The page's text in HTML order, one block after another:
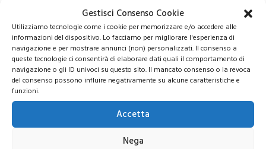
Gestisci Consenso Cookie
Utilizziamo tecnologie come i cookie per memorizzare e/o accedere alle
informazioni del dispositivo. Lo facciamo per migliorare l'esperienza di
navigazione e per mostrare annunci (non) personalizzati. Il consenso a
queste tecnologie ci consentirà di elaborare dati quali il comportamento di
navigazione o gli ID univoci su questo sito. Il mancato consenso o la revoca
del consenso possono influire negativamente su alcune caratteristiche e
funzioni.
Accetta
Nega
Oro verso 6.000 dollari? Le nuove previsioni di
Wall Street sorprendono gli investitori